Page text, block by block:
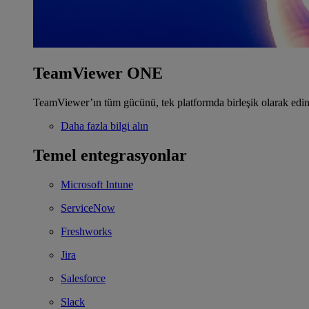
TeamViewer ONE
TeamViewer’ın tüm gücünü, tek platformda birleşik olarak
Daha fazla bilgi alın
Temel entegrasyonlar
Microsoft Intune
ServiceNow
Freshworks
Jira
Salesforce
Slack